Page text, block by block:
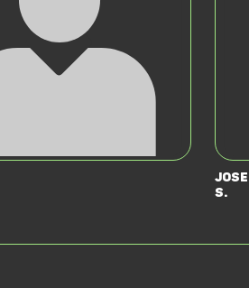
S.